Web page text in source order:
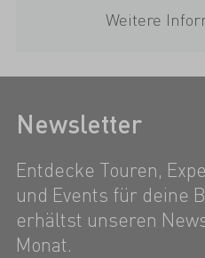
Weitere
Newsletter
Entdecke Touren,
und Events für deine
erhältst unseren
Monat.